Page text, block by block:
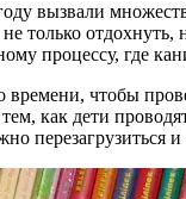
вызвали
только
процессу, где
чтобы
тем, как дети